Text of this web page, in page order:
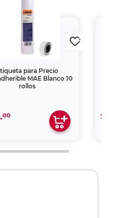
para Precio
MAE Blanco 10
rollos
00 $119.